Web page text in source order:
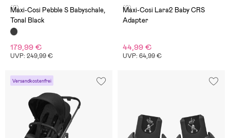
(0)
Maxi-Cosi Pebble S Babyschale,
Tonal Black
179,99 €
UVP: 249,99 €
(0)
Maxi-Cosi Lara2 Baby CRS
Adapter
44,99 €
UVP: 64,99 €
Versandkostenfrei